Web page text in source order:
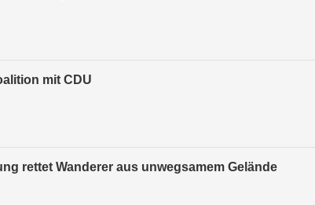
mit CDU
rettet Wanderer aus unwegsamem Gelände